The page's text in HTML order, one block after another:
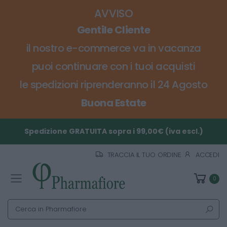
AVVISO
Gentile Cliente
il nostro e-commerce va in vacanza
puoi continuare con i tuoi acquisti
le spedizioni riprenderanno il 24 Agosto
Buona Estate
Spedizione GRATUITA sopra i 99,00€ (iva escl.)
TRACCIA IL TUO ORDINE ACCEDI
Toggle mobile menu 0
Cerca